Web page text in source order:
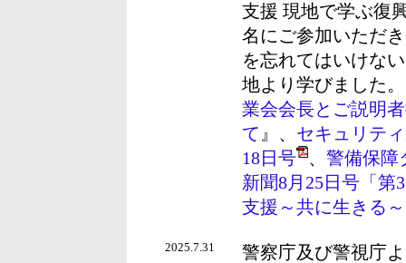
支援 現地で学ぶ復
名にご参加いただ
を忘れてはいけな
地より学びました。
業会会長とご説明
て 』、 セキュリテ
18日号
、 警備保障
新聞8月25日号「第
支援～共に生きる
2025.7.31
警察庁及び警視庁